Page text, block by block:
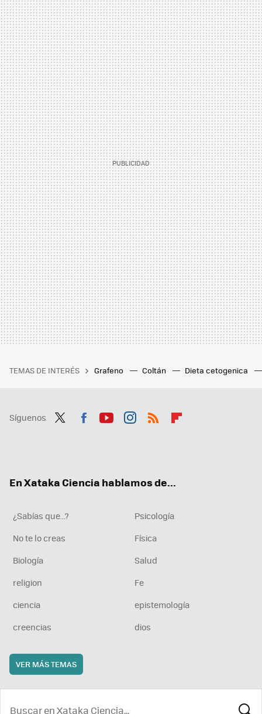
TEMAS DE INTERÉS Grafeno Coltán Dieta cetogenica
Síguenos
En Xataka Ciencia hablamos de...
¿Sabías que...?
Psicología
No te lo creas
Física
Biología
Salud
religion
Fe
ciencia
epistemología
creencias
dios
VER MÁS TEMAS